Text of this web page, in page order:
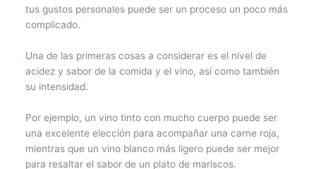
tus gustos personales puede ser un proceso un poco más
complicado.
Una de las primeras cosas a considerar es el nivel de
acidez y sabor de la comida y el vino, así como también
su intensidad.
Por ejemplo, un vino tinto con mucho cuerpo puede ser
una excelente elección para acompañar una carne roja,
mientras que un vino blanco más ligero puede ser mejor
para resaltar el sabor de un plato de mariscos.